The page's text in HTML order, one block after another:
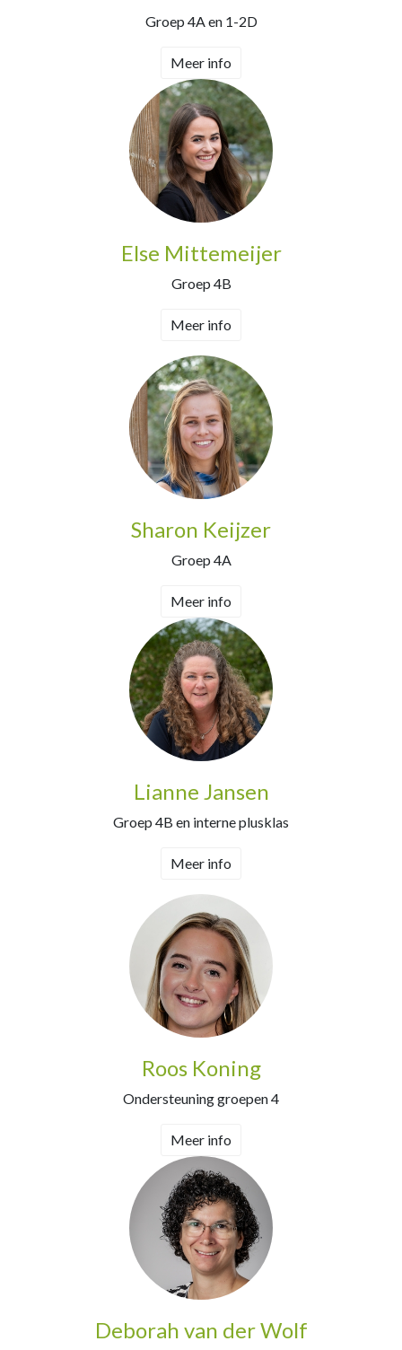
Groep 4A en 1-2D
Meer info
Else Mittemeijer
Groep 4B
Meer info
Sharon Keijzer
Groep 4A
Meer info
Lianne Jansen
Groep 4B en interne plusklas
Meer info
Roos Koning
Ondersteuning groepen 4
Meer info
Deborah van der Wolf